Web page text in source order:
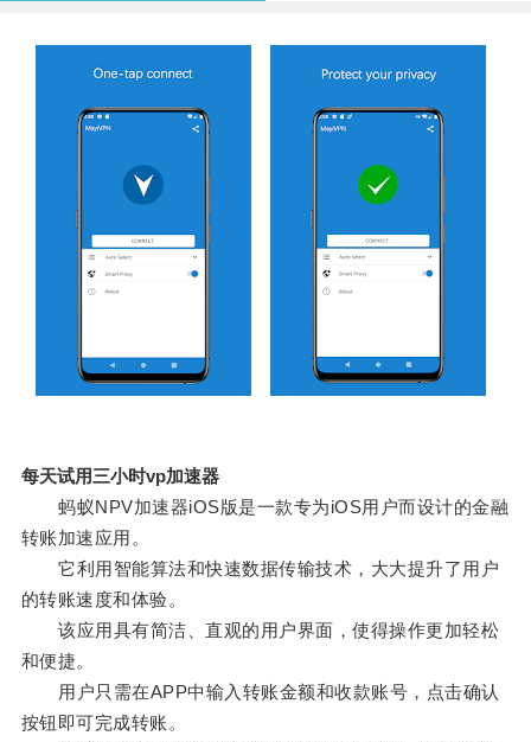
每天试用三小时vp加速器
蚂蚁NPV加速器iOS版是一款专为iOS用户而设计的金融
转账加速应用。
它利用智能算法和快速数据传输技术，大大提升了用户
的转账速度和体验。
该应用具有简洁、直观的用户界面，使得操作更加轻松
和便捷。
用户只需在APP中输入转账金额和收款账号，点击确认
按钮即可完成转账。